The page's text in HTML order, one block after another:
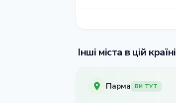
Інші міста в цій країні
Парма ВИ ТУТ